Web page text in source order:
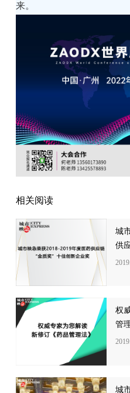
来。
相关阅读
城
供
权
管
城